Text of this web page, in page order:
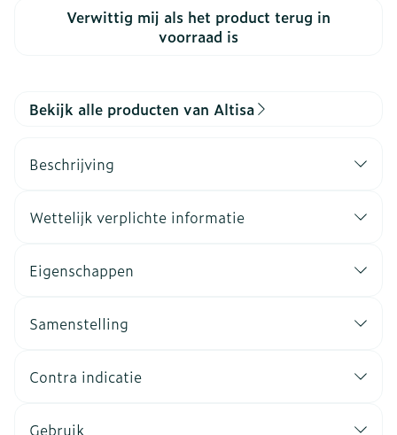
Verwittig mij als het product terug in
voorraad is
Bekijk alle producten van Altisa
Beschrijving
Wettelijk verplichte informatie
Eigenschappen
Samenstelling
Contra indicatie
Gebruik